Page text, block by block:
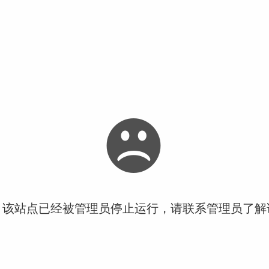
站点已经被管理员停止运行，请联系管理员了